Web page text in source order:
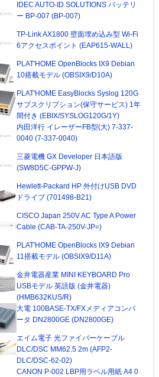
IDEC AUTO-ID SOLUTIONS バッテリ
ー BP-007 (BP-007)
TP-Link AX1800 壁面埋め込み型 Wi-Fi
6アクセスポイント (EAP615-WALL)
PLAT'HOME OpenBlocks IX9 Debian
10搭載モデル (OBSIX9/D10A)
PLAT'HOME EasyBlocks Syslog 120G
サブスクリプション(保守サービス) 1年
間付き (EBIX/SYSLOG120G/1Y)
内田洋行 イレーザーFB型(大) 7-337-
0040 (7-337-0040)
三菱電機 GX Developer 日本語版
(SW8D5C-GPPW-J)
Hewlett-Packard HP 外付けUSB DVD
ドライブ (701498-B21)
CISCO Japan 250V AC Type A Power
Cable (CAB-TA-250V-JP=)
PLAT'HOME OpenBlocks IX9 Debian
11搭載モデル (OBSIX9/D11A)
金井電器産業 MINI KEYBOARD Pro
USBモデル 英語版 (金井電器)
(HMB632KUS/R)
大電 100BASE-TX/FXメディアコンバ
ータ DN2800GE (DN2800GE)
エイム電子 光ファイバーケーブル
DLC/DSC MM62.5 2m (AFP2-
DLC/DSC-62-02)
CANON P-002 LBP用ラベル用紙 A4 0